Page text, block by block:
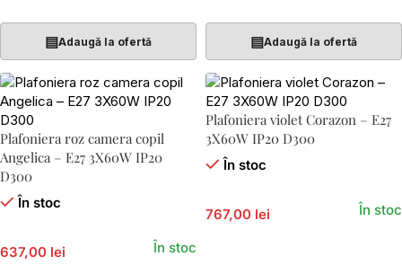
▤Adaugă la ofertă ▤Adaugă la ofertă
Plafoniera roz camera copil
Angelica – E27 3X60W IP20
D300
În stoc
637,00 lei În stoc
Plafoniera violet Corazon – E27
3X60W IP20 D300
În stoc
767,00 lei În stoc